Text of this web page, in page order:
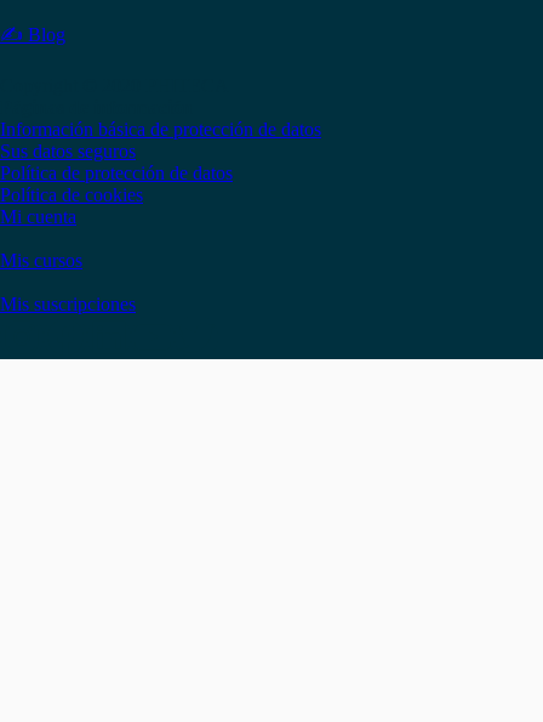
✍ Blog
Información básica de protección de datos
Sus datos seguros
Política de protección de datos
Política de cookies
Mi cuenta
Mis cursos
Mis suscripciones